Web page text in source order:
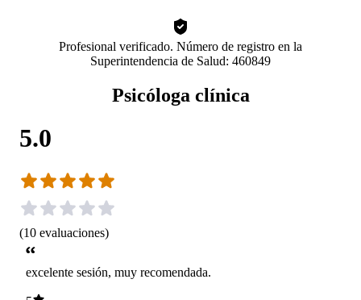
Profesional verificado. Número de registro en la
Superintendencia de Salud: 460849
Psicóloga clínica
5.0
(10 evaluaciones)
excelente sesión, muy recomendada.